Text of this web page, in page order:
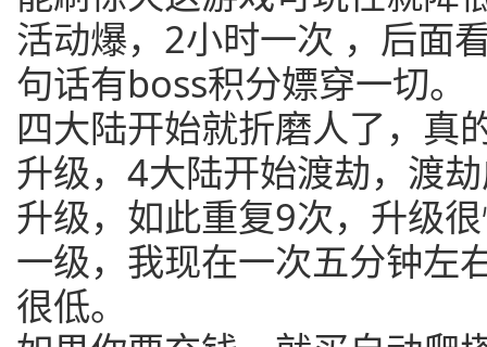
活动爆，2小时一次 ，后面
句话有boss积分嫖穿一切。
四大陆开始就折磨人了，真
升级，4大陆开始渡劫，渡
升级，如此重复9次，升级
一级，我现在一次五分钟左
很低。